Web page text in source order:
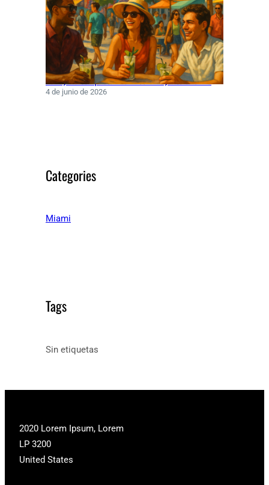
Rawayana conquista Miami con hit junto a Turizo
4 de junio de 2026
Categories
Miami
Tags
Sin etiquetas
2020 Lorem Ipsum, Lorem
LP 3200
United States